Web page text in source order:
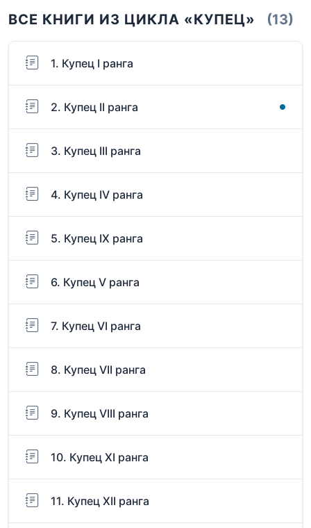
ВСЕ КНИГИ ИЗ ЦИКЛА «КУПЕЦ» (13)
1. Купец I ранга
2. Купец II ранга
3. Купец III ранга
4. Купец IV ранга
5. Купец IX ранга
6. Купец V ранга
7. Купец VI ранга
8. Купец VII ранга
9. Купец VIII ранга
10. Купец XI ранга
11. Купец XII ранга